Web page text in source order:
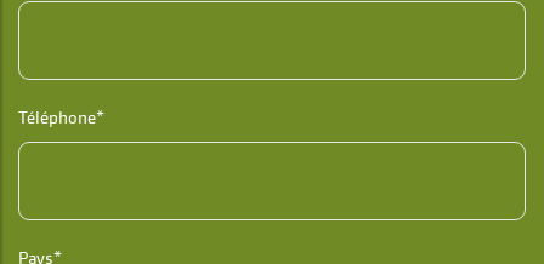
Téléphone*
Pays*